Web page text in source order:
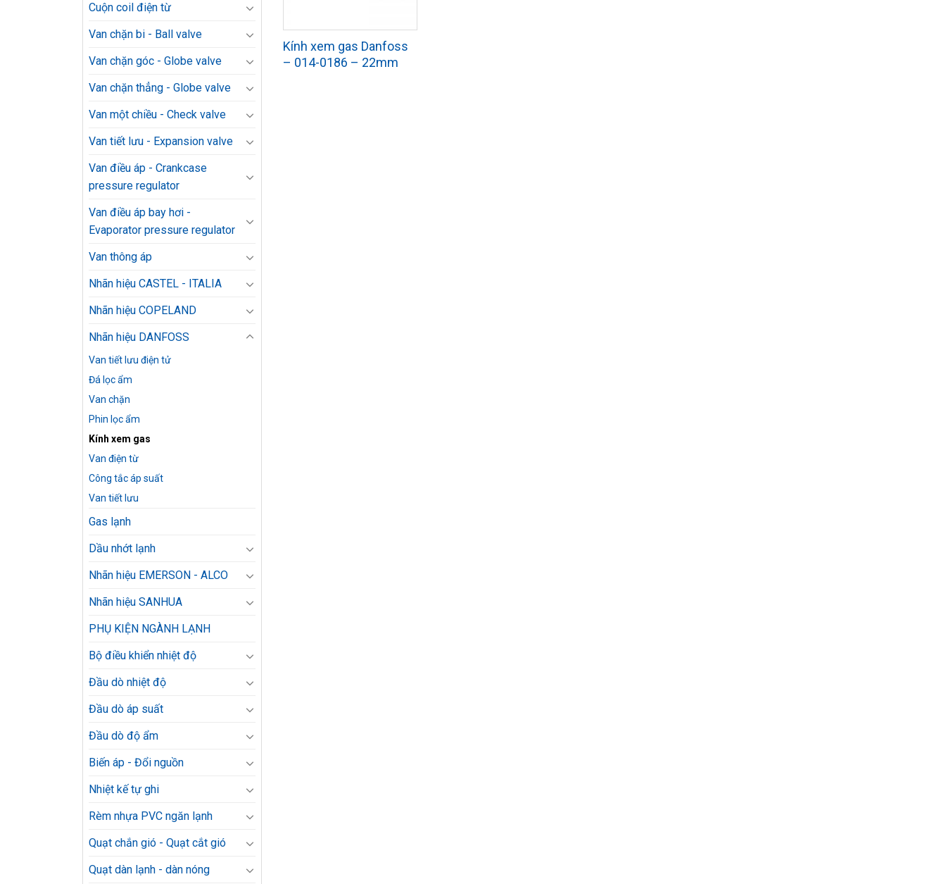
Cuộn coil điện từ
Van chặn bi - Ball valve
Van chặn góc - Globe valve
Van chặn thẳng - Globe valve
Van một chiều - Check valve
Van tiết lưu - Expansion valve
Van điều áp - Crankcase
pressure regulator
Van điều áp bay hơi -
Evaporator pressure regulator
Van thông áp
Nhãn hiệu CASTEL - ITALIA
Nhãn hiệu COPELAND
Nhãn hiệu DANFOSS
Van tiết lưu điện tử
Đá lọc ẩm
Van chặn
Phin lọc ẩm
Kính xem gas
Van điện từ
Công tắc áp suất
Van tiết lưu
Gas lạnh
Dầu nhớt lạnh
Nhãn hiệu EMERSON - ALCO
Nhãn hiệu SANHUA
PHỤ KIỆN NGÀNH LẠNH
Bộ điều khiển nhiệt độ
Đầu dò nhiệt độ
Đầu dò áp suất
Đầu dò độ ẩm
Biến áp - Đổi nguồn
Nhiệt kế tự ghi
Rèm nhựa PVC ngăn lạnh
Quạt chắn gió - Quạt cắt gió
Quạt dàn lạnh - dàn nóng
Kính xem gas Danfoss
– 014-0186 – 22mm